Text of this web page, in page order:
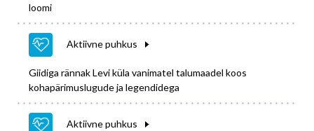
loomi
Aktiivne puhkus
Giidiga rännak Levi küla vanimatel talumaadel koos
kohapärimuslugude ja legendidega
Aktiivne puhkus